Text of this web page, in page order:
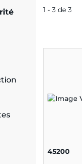
1 - 3 de 3
45200